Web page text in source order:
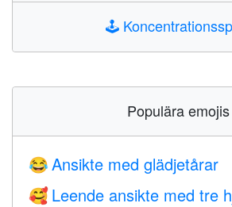
🕹️
Populära emojis
😂 Ansikte med glädjetårar
🥰 Leende ansikte med tre